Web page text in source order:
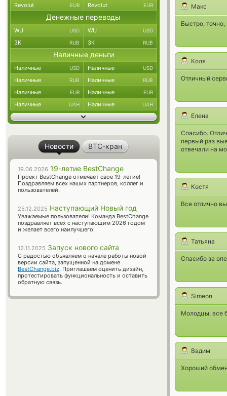
Макс
Быстро,
Коля
Отличный
Елена
Спасибо.
первый раз
отвечали на
Костя
Все отлично
Татьяна
Спасибо за
Simeon
Молодцы, все
Вадим
Хороший
Revolut EUR Revolut EUR
Денежные переводы
WU USD WU USD
ЗК RUB ЗК RUB
Наличные деньги
Наличные USD Наличные USD
Наличные RUB Наличные RUB
Наличные EUR Наличные EUR
Наличные UAH Наличные UAH
Новости BTC-кран
19.06.2026 19-летие BestChange
Проект BestChange отмечает свое 19-летие!
Поздравляем всех наших партнеров, коллег и
пользователей.
25.12.2025 Наступающий Новый год
Уважаемые пользователи! Команда BestChange
поздравляет всех с наступающим 2026 годом
и желает всего наилучшего!
12.11.2025 Запуск нового сайта
С радостью объявляем о начале работы новой
версии сайта, запущенной на домене
BestChange.biz. Приглашаем оценить дизайн,
протестировать функциональность и оставить
обратную связь.